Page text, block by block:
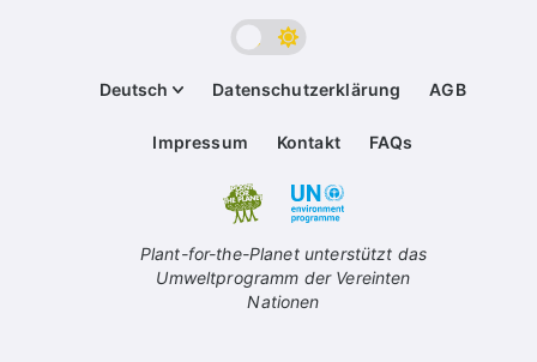
Deutsch Datenschutzerklärung AGB
Impressum Kontakt FAQs
Plant-for-the-Planet unterstützt das
Umweltprogramm der Vereinten
Nationen